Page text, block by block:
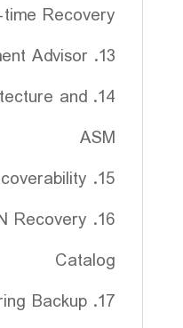
Recovery
13. Using the Segment Advisor
and
ASM
15. Configuring for Recoverability
Recovery
Catalog
Backup